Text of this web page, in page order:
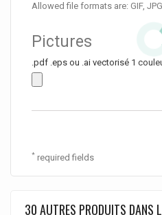
Allowed file formats are: GIF,
Pictures
.pdf .eps ou .ai vectorisé 1
* required fields
30 AUTRES PRODUITS DANS